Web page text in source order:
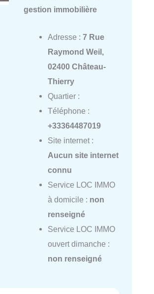
gestion immobilière
Adresse : 7 Rue
Raymond Weil,
02400 Château-
Thierry
Quartier :
Téléphone :
+33364487019
Site internet :
Aucun site internet
connu
Service LOC IMMO
à domicile : non
renseigné
Service LOC IMMO
ouvert dimanche :
non renseigné